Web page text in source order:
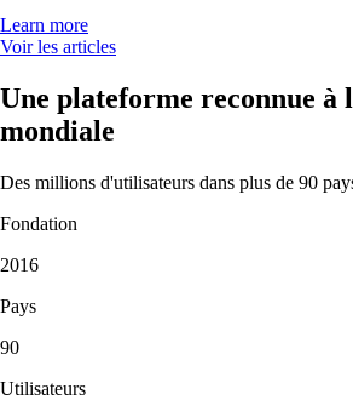
Learn more
Voir les articles
Une plateforme reconnue à
mondiale
Des millions d'utilisateurs dans plus de 90
Fondation
2016
Pays
90
Utilisateurs